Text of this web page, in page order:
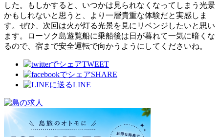
した。もしかすると、いつかは見られなくなってしまう光景
かもしれないと思うと、より一層貴重な体験だと実感しま
す。ぜひ、次回は火が灯る光景を見にリベンジしたいと思い
ます。ローソク島遊覧船に乗船後は日が暮れて一気に暗くな
るので、宿まで安全運転で向かうようにしてくださいね。
TWEET
SHARE
LINE